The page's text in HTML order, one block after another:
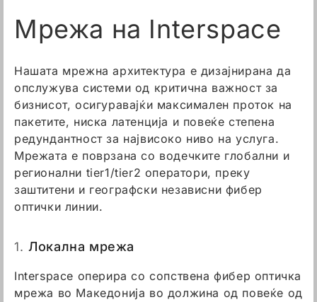
Мрежа на Interspace
Нашата мрежна архитектура е дизајнирана да
опслужува системи од критична важност за
бизнисот, осигуравајќи максимален проток на
пакетите, ниска латенција и повеќе степена
редундантност за највисоко ниво на услуга.
Мрежата е поврзана со водечките глобални и
регионални tier1/tier2 оператори, преку
заштитени и географски независни фибер
оптички линии.
1. Локална мрежа
Interspace оперира со сопствена фибер оптичка
мрежа во Македонија во должина од повеќе од